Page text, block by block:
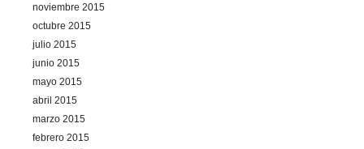
noviembre 2015
octubre 2015
julio 2015
junio 2015
mayo 2015
abril 2015
marzo 2015
febrero 2015